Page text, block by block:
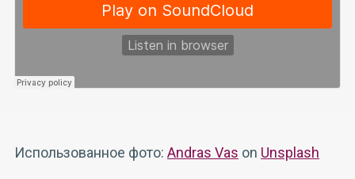
Использованное фото: Andras Vas on Unsplash